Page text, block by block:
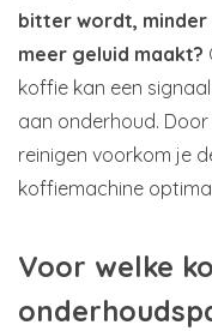
bitter wordt,
meer geluid maakt?
koffie kan een
aan onderhoud.
reinigen voorkom je
koffiemachine
Voor welke